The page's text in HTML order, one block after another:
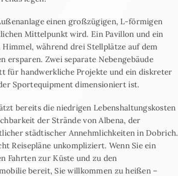
einen großzügigen, L-förmigen
Mittelpunkt wird. Ein Pavillon und ein
während drei Stellplätze auf dem
ersparen. Zwei separate Nebengebäude
für handwerkliche Projekte und ein diskreter
Sportequipment dimensioniert ist.
bereits die niedrigen Lebenshaltungskosten
der Strände von Albena, der
städtischer Annehmlichkeiten in Dobrich.
Reisepläne unkompliziert. Wenn Sie ein
Fahrten zur Küste und zu den
bereit, Sie willkommen zu heißen –